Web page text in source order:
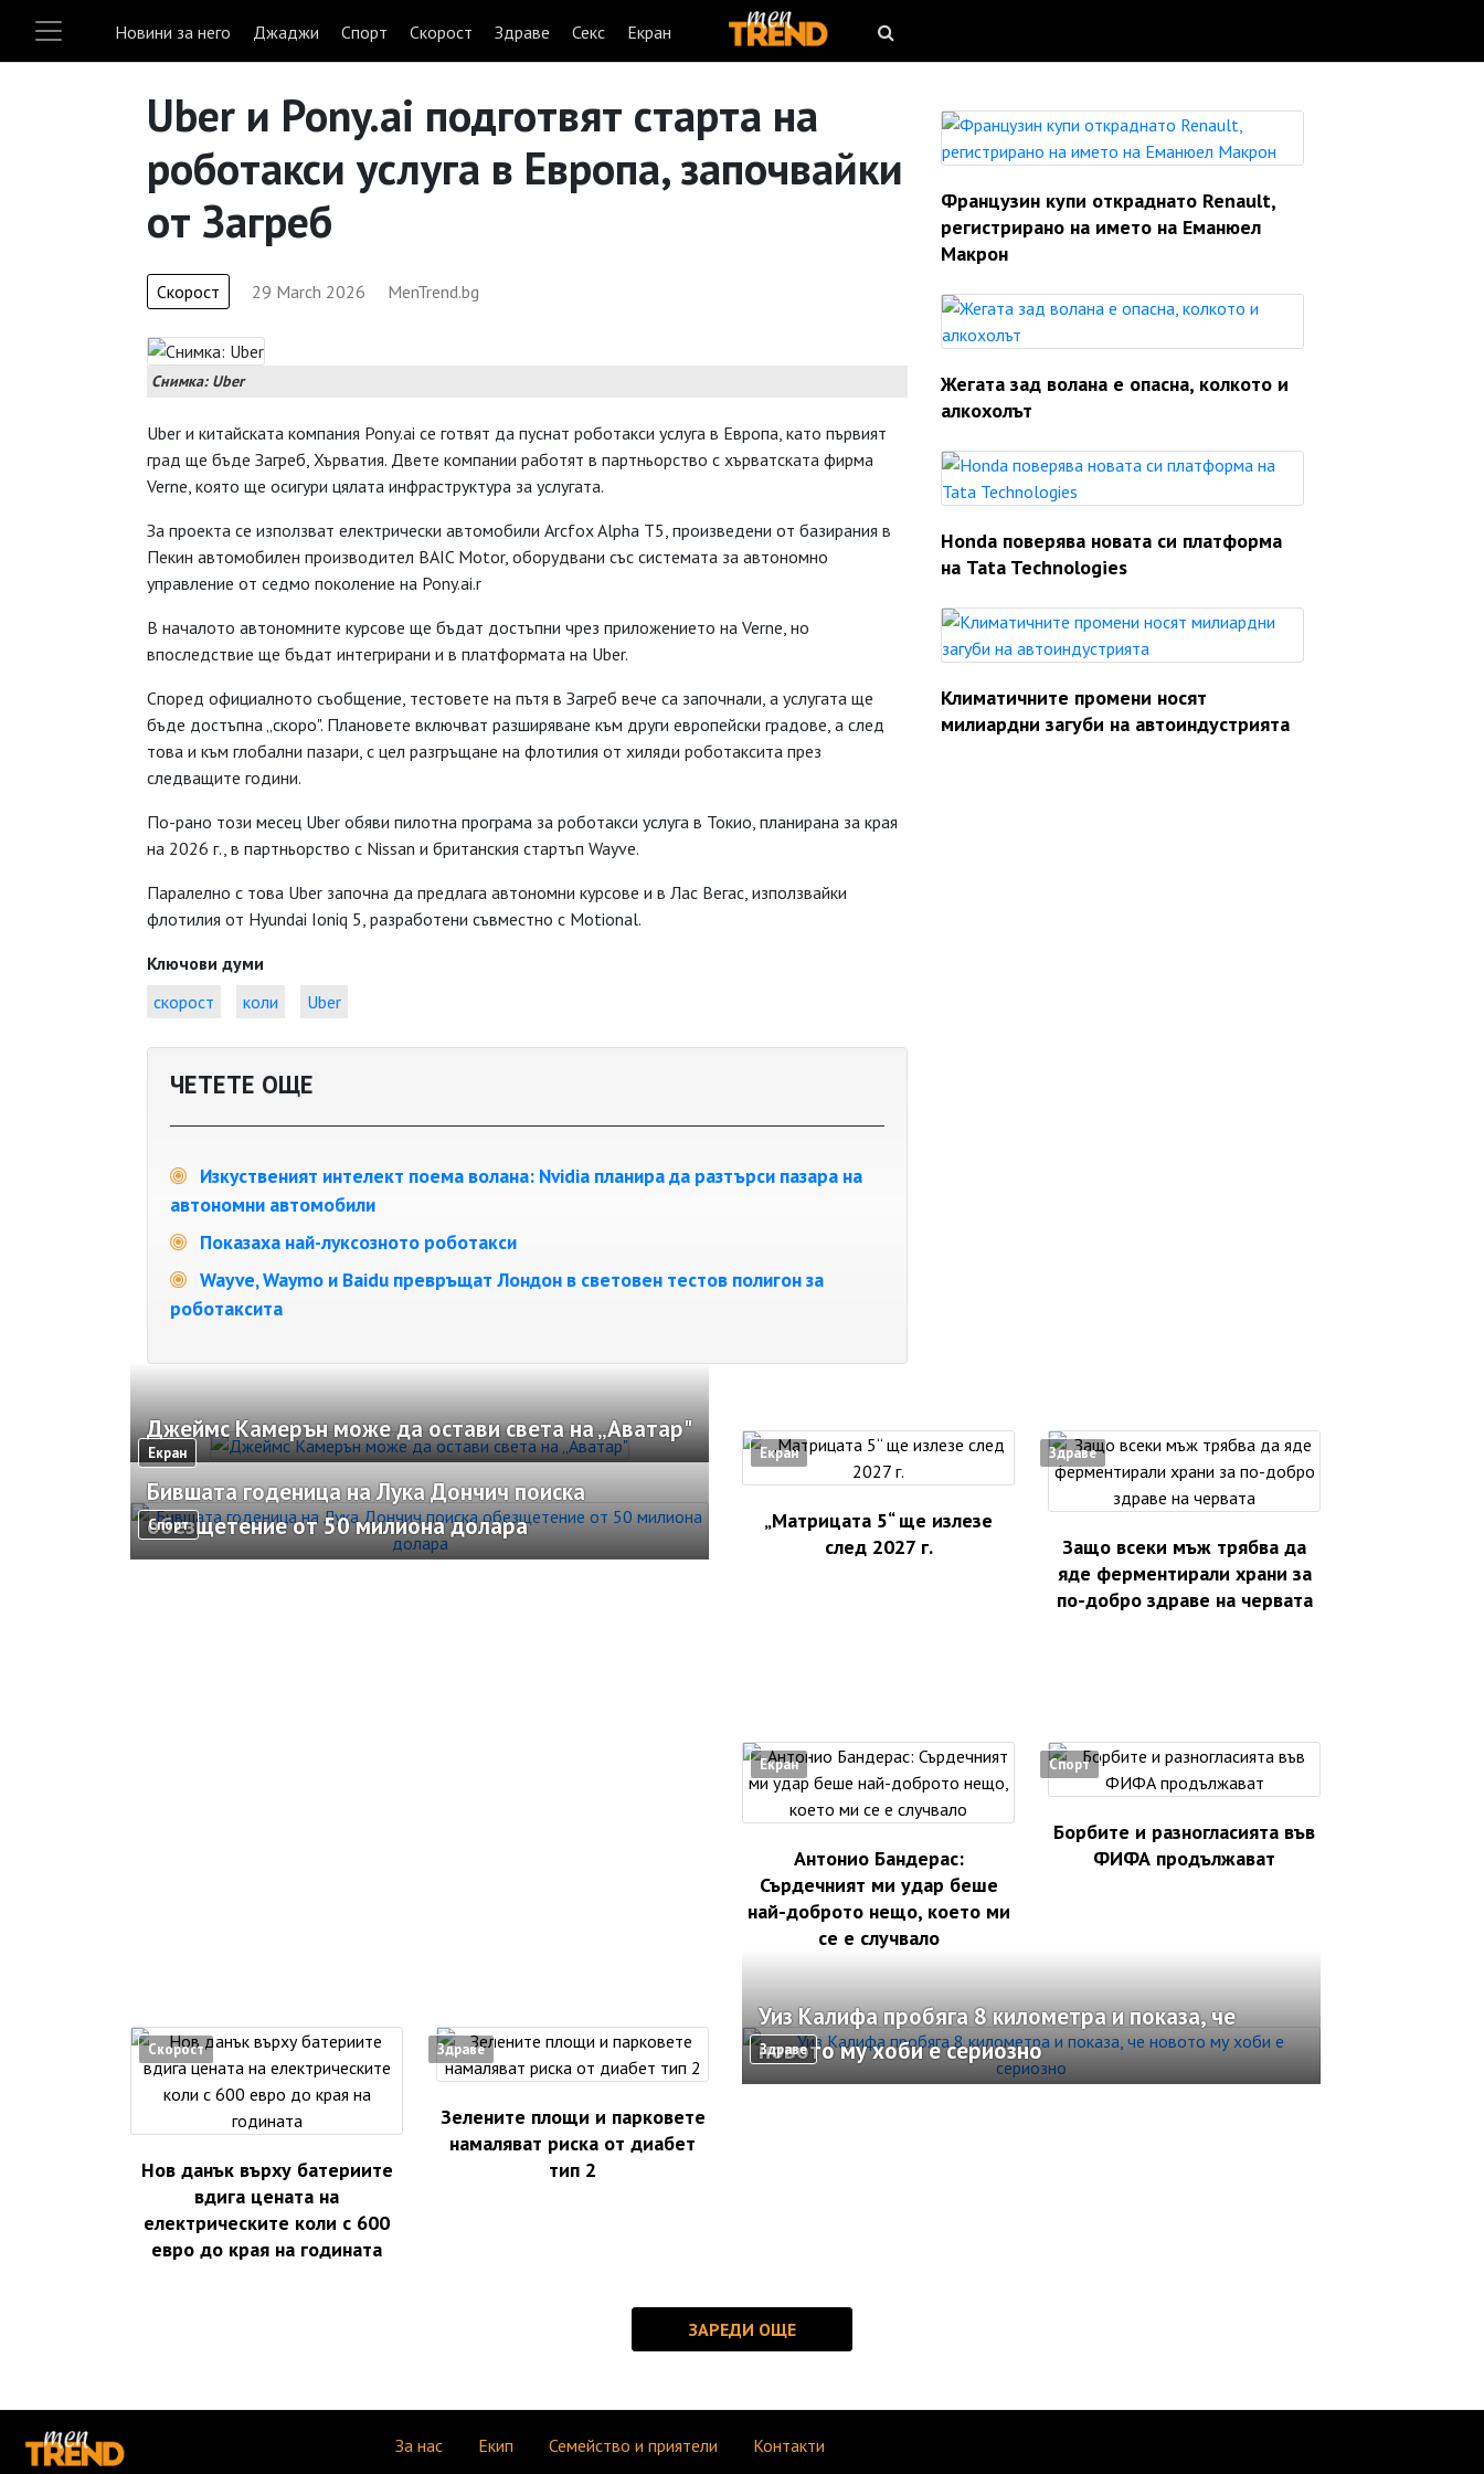
Новини за него Джаджи Спорт Скорост Здраве Секс Екран
Uber и Pony.ai подготвят старта на
роботакси услуга в Европа, започвайки
от Загреб
Скорост 29 March 2026 MenTrend.bg
Снимка: Uber
Uber и китайската компания Pony.ai се готвят да пуснат роботакси услуга в Европа, като първият
град ще бъде Загреб, Хърватия. Двете компании работят в партньорство с хърватската фирма
Verne, която ще осигури цялата инфраструктура за услугата.
За проекта се използват електрически автомобили Arcfox Alpha T5, произведени от базирания в
Пекин автомобилен производител BAIC Motor, оборудвани със системата за автономно
управление от седмо поколение на Pony.ai.r
В началото автономните курсове ще бъдат достъпни чрез приложението на Verne, но
впоследствие ще бъдат интегрирани и в платформата на Uber.
Според официалното съобщение, тестовете на пътя в Загреб вече са започнали, а услугата ще
бъде достъпна „скоро". Плановете включват разширяване към други европейски градове, а след
това и към глобални пазари, с цел разгръщане на флотилия от хиляди роботаксита през
следващите години.
По-рано този месец Uber обяви пилотна програма за роботакси услуга в Токио, планирана за края
на 2026 г., в партньорство с Nissan и британския стартъп Wayve.
Паралелно с това Uber започна да предлага автономни курсове и в Лас Вегас, използвайки
флотилия от Hyundai Ioniq 5, разработени съвместно с Motional.
Ключови думи
скорост
коли Uber
ЧЕТЕТЕ ОЩЕ
Изкуственият интелект поема волана: Nvidia планира да разтърси пазара на
автономни автомобили
Показаха най-луксозното роботакси
Wayve, Waymo и Baidu превръщат Лондон в световен тестов полигон за
роботаксита
Французин купи откраднато Renault,
регистрирано на името на Еманюел
Макрон
Жегата зад волана е опасна, колкото и
алкохолът
Honda поверява новата си платформа
на Tata Technologies
Климатичните промени носят
милиардни загуби на автоиндустрията
Екран
Джеймс Камерън може да остави света на „Аватар"
Спорт
Бившата годеница на Лука Дончич поиска
обезщетение от 50 милиона долара
Екран
„Матрицата 5“ ще излезе
след 2027 г.
Здраве
Защо всеки мъж трябва да
яде ферментирали храни за
по-добро здраве на червата
Екран
Антонио Бандерас:
Сърдечният ми удар беше
най-доброто нещо, което ми
се е случвало
Спорт
Борбите и разногласията във
ФИФА продължават
Скорост
Нов данък върху батериите
вдига цената на
електрическите коли с 600
евро до края на годината
Здраве
Зелените площи и парковете
намаляват риска от диабет
тип 2
Здраве
Уиз Калифа пробяга 8 километра и показа, че
новото му хоби е сериозно
За нас Екип Семейство и приятели Контакти